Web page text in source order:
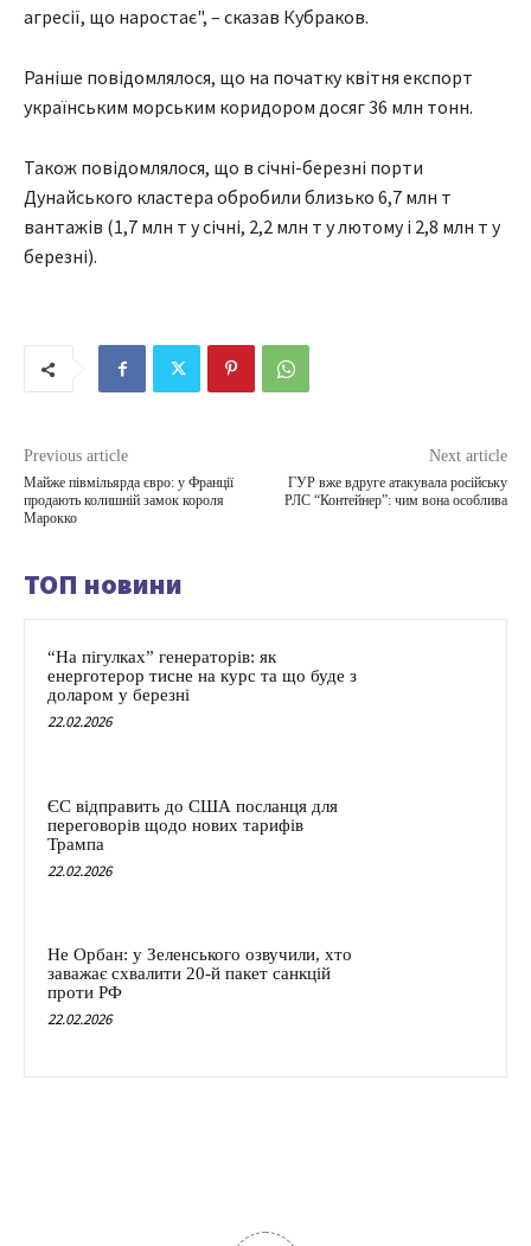
агресії, що наростає", – сказав Кубраков.
Раніше повідомлялося, що на початку квітня експорт
українським морським коридором досяг 36 млн тонн.
Також повідомлялося, що в січні-березні порти
Дунайського кластера обробили близько 6,7 млн т
вантажів (1,7 млн т у січні, 2,2 млн т у лютому і 2,8 млн т у
березні).
Previous article
Майже півмільярда євро: у Франції
продають колишній замок короля
Марокко
Next article
ГУР вже вдруге атакувала російську
РЛС “Контейнер”: чим вона особлива
ТОП новини
“На пігулках” генераторів: як
енерготерор тисне на курс та що буде з
доларом у березні
22.02.2026
ЄС відправить до США посланця для
переговорів щодо нових тарифів
Трампа
22.02.2026
Не Орбан: у Зеленського озвучили, хто
заважає схвалити 20-й пакет санкцій
проти РФ
22.02.2026